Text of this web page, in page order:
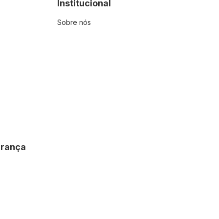
Institucional
Sobre nós